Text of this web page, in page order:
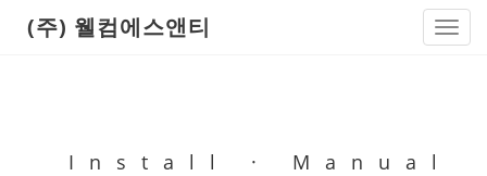
(주) 웰컴에스앤티
Install · Manual